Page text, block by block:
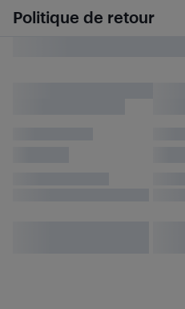
Politique de retour